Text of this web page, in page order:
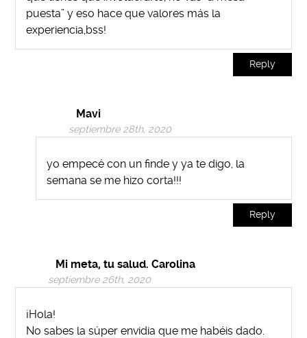
puesta” y eso hace que valores más la
experiencia,bss!
Reply
Mavi
septiembre 28th, 2020
yo empecé con un finde y ya te digo, la
semana se me hizo corta!!!
Reply
Mi meta, tu salud. Carolina
septiembre 26th, 2020
¡Hola!
No sabes la súper envidia que me habéis dado.